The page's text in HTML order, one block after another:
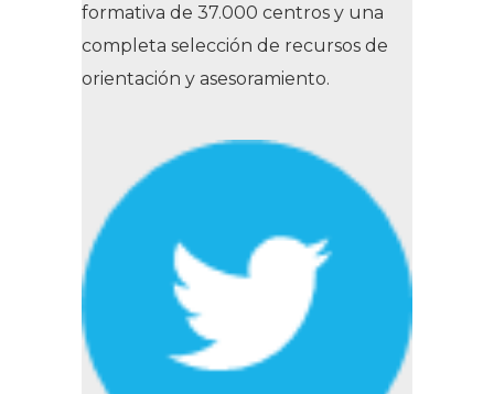
formativa de 37.000 centros y una
completa selección de recursos de
orientación y asesoramiento.